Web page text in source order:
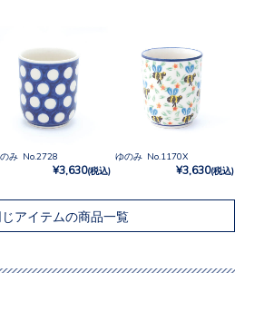
み No.2728
¥3,630(税込)
ゆのみ No.1170X
¥3,630(税込)
じアイテムの商品一覧